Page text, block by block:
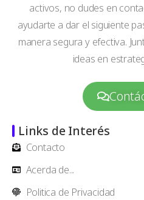
activos, no dudes en
ayudarte a dar el siguiente
manera segura y efectiva.
ideas en
Links de Interés
Contacto
Acerda de...
Politica de Privacidad